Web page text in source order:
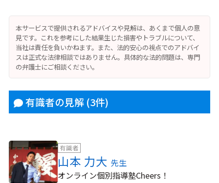
本サービスで提供されるアドバイスや見解は、あくまで個人の意
見です。これを参考にした結果生じた損害やトラブルについて、
当社は責任を負いかねます。また、法的安心の視点でのアドバイ
スは正式な法律相談ではありません。具体的な法的問題は、専門
の弁護士にご相談ください。
有識者の見解 (3件)
有識者
山本 力大 先生
オンライン個別指導塾Cheers！